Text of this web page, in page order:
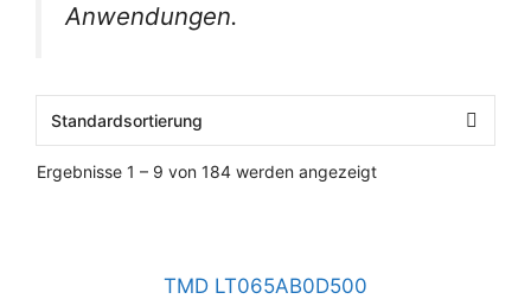
Anwendungen.
Ergebnisse 1 – 9 von 184 werden angezeigt
TMD LT065AB0D500